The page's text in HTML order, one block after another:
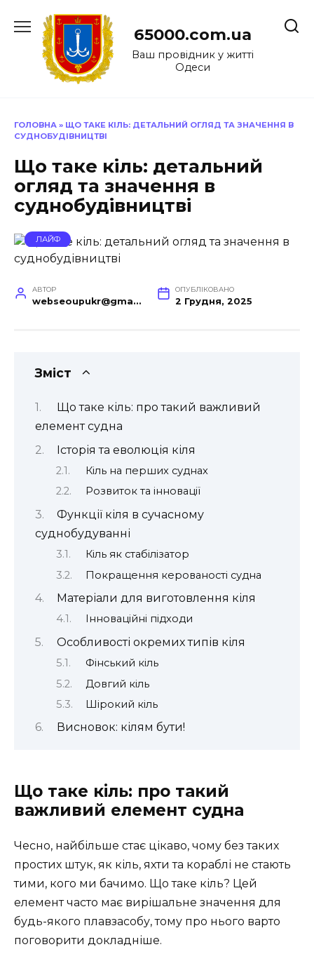
до
65000.com.ua
Ваш провідник у житті
Одеси
ГОЛОВНА » ЩО ТАКЕ КІЛЬ: ДЕТАЛЬНИЙ ОГЛЯД ТА ЗНАЧЕННЯ В
СУДНОБУДІВНИЦТВІ
Що таке кіль: детальний
огляд та значення в
суднобудівництві
ЛАЙФ
АВТОР
webseoupukr@gmail.com
ОПУБЛІКОВАНО
2 Грудня, 2025
Зміст
Що таке кіль: про такий важливий
елемент судна
Історія та еволюція кіля
Кіль на перших суднах
Розвиток та інновації
Функції кіля в сучасному
суднобудуванні
Кіль як стабілізатор
Покращення керованості судна
Матеріали для виготовлення кіля
Інноваційні підходи
Особливості окремих типів кіля
Фінський кіль
Довгий кіль
Шірокий кіль
Висновок: кілям бути!
Що таке кіль: про такий
важливий елемент судна
Чесно, найбільше стає цікаво, чому без таких
простих штук, як кіль, яхти та кораблі не стають
тими, кого ми бачимо. Що таке кіль? Цей
елемент часто має вирішальне значення для
будь-якого плавзасобу, тому про нього варто
поговорити докладніше.